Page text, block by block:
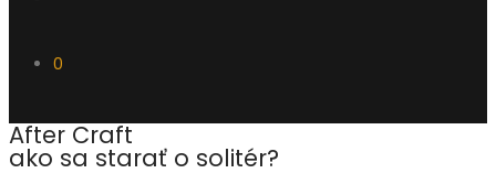
0
After Craft
ako sa starať o solitér?